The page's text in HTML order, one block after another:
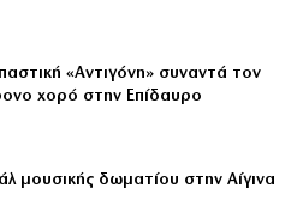
«Αντιγόνη» συναντά τον
χορό στην Επίδαυρο
μουσικής δωματίου στην Αίγινα